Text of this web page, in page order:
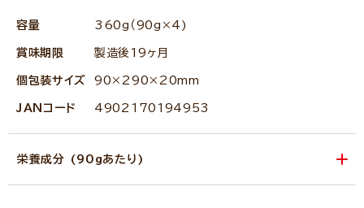
容量 360g（90g×4)
賞味期限 製造後19ヶ月
個包装サイズ 90×290×20mm
JANコード 4902170194953
栄養成分 (90gあたり)